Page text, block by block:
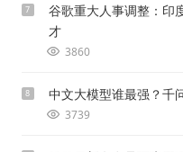
7
谷歌重大人事调整：印
才
3860
8 中文大模型谁最强？千
3739